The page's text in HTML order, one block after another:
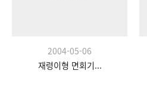
2004-05-06
재령이형 면회기...